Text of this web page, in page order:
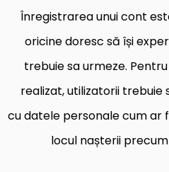
Înregistrarea unui cont
oricine doresc să își
trebuie sa urmeze.
realizat, utilizatorii
cu datele personale cum ar
locul nașterii